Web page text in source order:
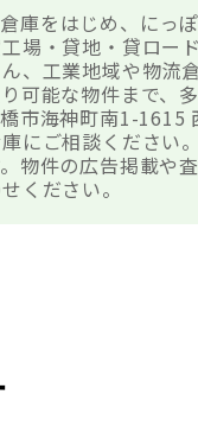
庫をはじめ、にっ
場・貸地・貸ロー
、工業地域や物流
可能な物件まで、
市海神町南1-
にご相談くださ
物件の広告掲載や
ください。